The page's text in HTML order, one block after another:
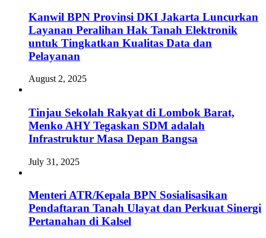
Kanwil BPN Provinsi DKI Jakarta Luncurkan
Layanan Peralihan Hak Tanah Elektronik
untuk Tingkatkan Kualitas Data dan
Pelayanan
August 2, 2025
Tinjau Sekolah Rakyat di Lombok Barat,
Menko AHY Tegaskan SDM adalah
Infrastruktur Masa Depan Bangsa
July 31, 2025
Menteri ATR/Kepala BPN Sosialisasikan
Pendaftaran Tanah Ulayat dan Perkuat Sinergi
Pertanahan di Kalsel